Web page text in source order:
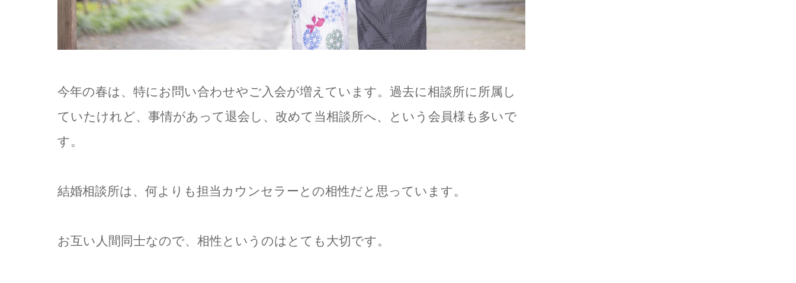
今年の春は、特にお問い合わせやご入会が増えています。過去に相談所に所属し
ていたけれど、事情があって退会し、改めて当相談所へ、という会員様も多いで
す。
結婚相談所は、何よりも担当カウンセラーとの相性だと思っています。
お互い人間同士なので、相性というのはとても大切です。